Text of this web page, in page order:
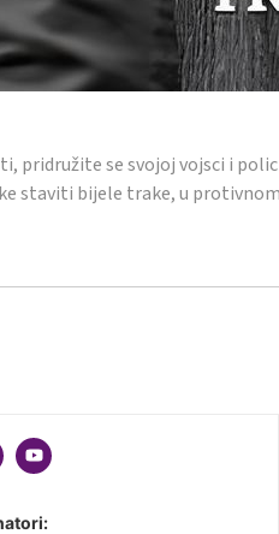
pridružite se svojoj vojsci i
staviti bijele trake, u